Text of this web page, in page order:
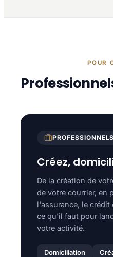
POUR
PROFESSIONNELS
Créez,
De la création de
de votre courrier, en
l'assurance, le
ce qu'il faut pour
votre activité.
Domiciliation